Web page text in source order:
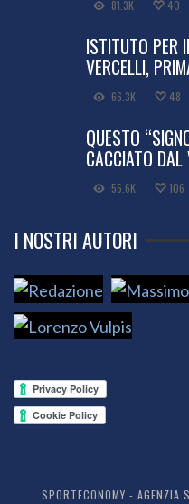
81.3K 40
ISTITUTO PER
VERCELLI,
66.3K 48
QUESTO
CACCIATO
56.6K 106
I NOSTRI AUTORI
SPORTECONOMY - AGENZIA